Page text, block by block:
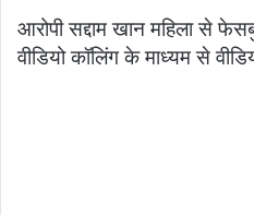
आरोपी सद्दाम खान महिला से
वीडियो कॉलिंग के माध्यम से